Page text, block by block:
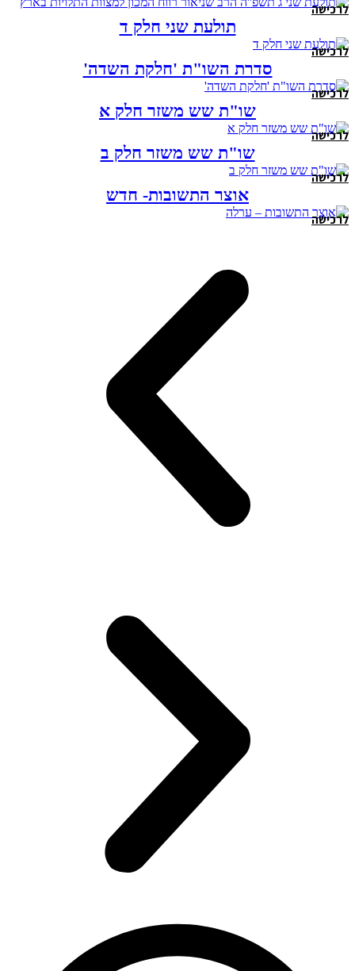
לרכישה
תולעת שני חלק ד
לרכישה
סדרת השו"ת 'חלקת השדה'
לרכישה
שו"ת שש משזר חלק א
לרכישה
שו"ת שש משזר חלק ב
לרכישה
אוצר התשובות- חדש
לרכישה